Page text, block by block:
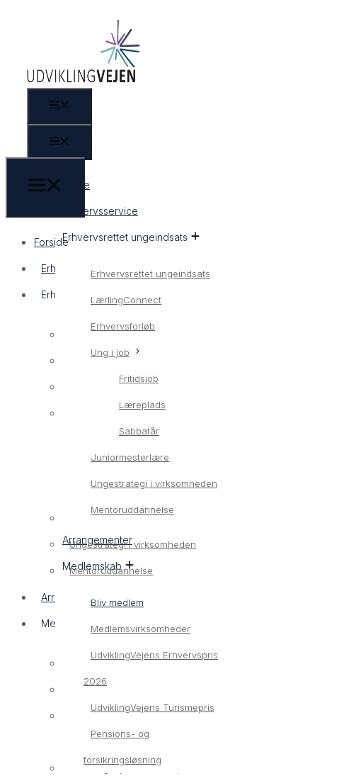
Forside
Erhvervsservice
Erhvervsrettet ungeindsats
Erhvervsrettet ungeindsats
LærlingConnect
Erhvervsforløb
Ung i job
Fritidsjob
Læreplads
Sabbatår
Juniormesterlære
Ungestrategi i virksomheden
Mentoruddannelse
Arrangementer
Medlemskab
Bliv medlem
Medlemsvirksomheder
UdviklingVejens Erhvervspris
2026
UdviklingVejens Turismepris
Pensions- og
forsikringsløsning
Forside
Erhvervsservice
Erhvervsrettet ungeindsats
Erhvervsrettet ungeindsats
LærlingConnect
Erhvervsforløb
Fritidsjob
Læreplads
Sabbatår
Juniormesterlære
Ungestrategi i virksomheden
Mentoruddannelse
Arrangementer
Medlemskab
Bliv medlem
Medlemsvirksomheder
UdviklingVejens Erhvervspris
UdviklingVejens Turismepris